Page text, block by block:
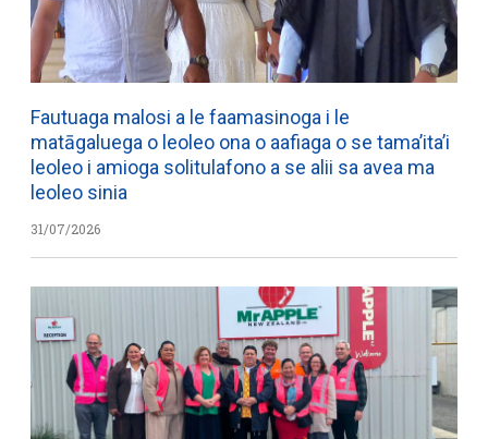
Fautuaga malosi a le faamasinoga i le
matāgaluega o leoleo ona o aafiaga o se tama’ita’i
leoleo i amioga solitulafono a se alii sa avea ma
leoleo sinia
31/07/2026